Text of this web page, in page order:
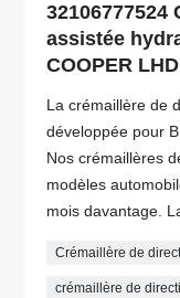
assistée
COOPER LHD
La crémaillère de
développée pour
Nos crémaillères
modèles
mois davantage.
Crémaillère de
crémaillère de